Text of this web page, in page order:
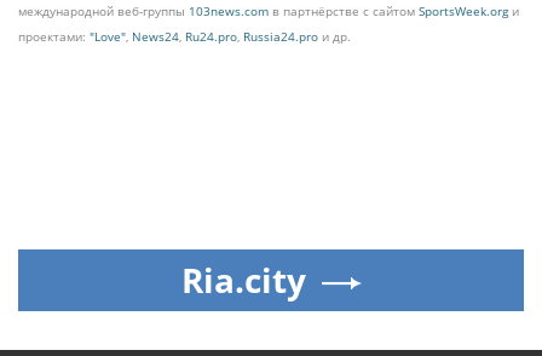
международной веб-группы 103news.com в партнёрстве с сайтом SportsWeek.orgи
проектами: "Love" News24 Ru24.pro Russia24.pro и др.
Ria.city